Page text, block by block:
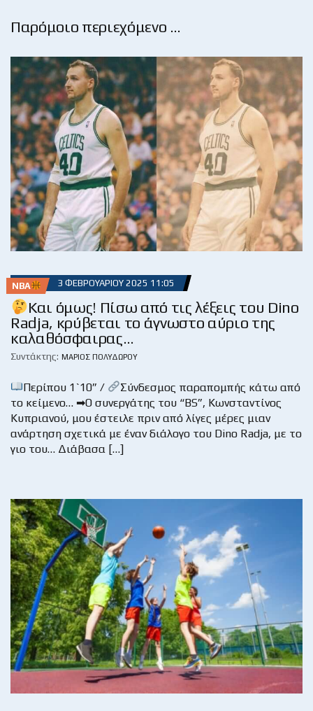
Παρόμοιο περιεχόμενο …
NBA 3 ΦΕΒΡΟΥΑΡΊΟΥ 2025 11:05
Και όμως! Πίσω από τις λέξεις του Dino
Radja, κρύβεται το άγνωστο αύριο της
καλαθόσφαιρας…
Συντάκτης: ΜΆΡΙΟΣ ΠΟΛΥΔΏΡΟΥ
Περίπου 1`10” /
Σύνδεσμος παραπομπής κάτω από
το κείμενο… ➡Ο συνεργάτης του “BS”, Κωνσταντίνος
Κυπριανού, μου έστειλε πριν από λίγες μέρες μιαν
ανάρτηση σχετικά με έναν διάλογο του Dino Radja, με το
γιο του… Διάβασα […]